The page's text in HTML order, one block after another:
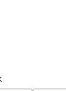
Diapositiva